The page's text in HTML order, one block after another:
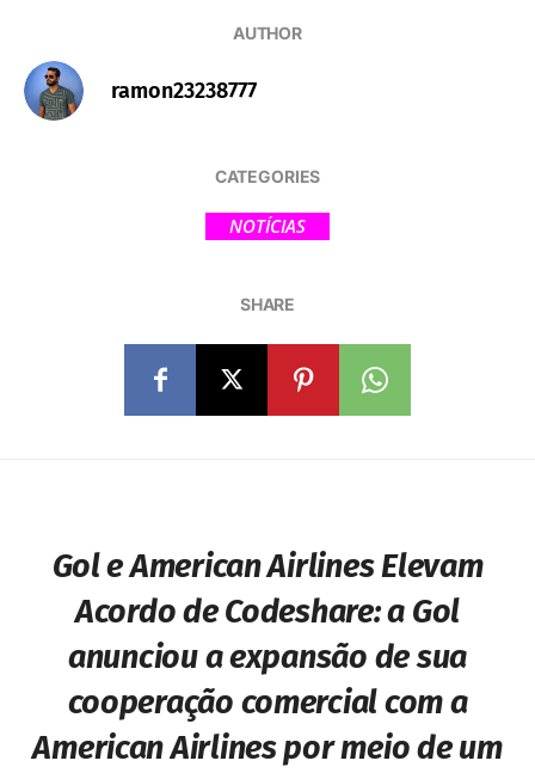
AUTHOR
ramon23238777
CATEGORIES
NOTÍCIAS
SHARE
Gol e American Airlines Elevam
Acordo de Codeshare: a Gol
anunciou a expansão de sua
cooperação comercial com a
American Airlines por meio de um